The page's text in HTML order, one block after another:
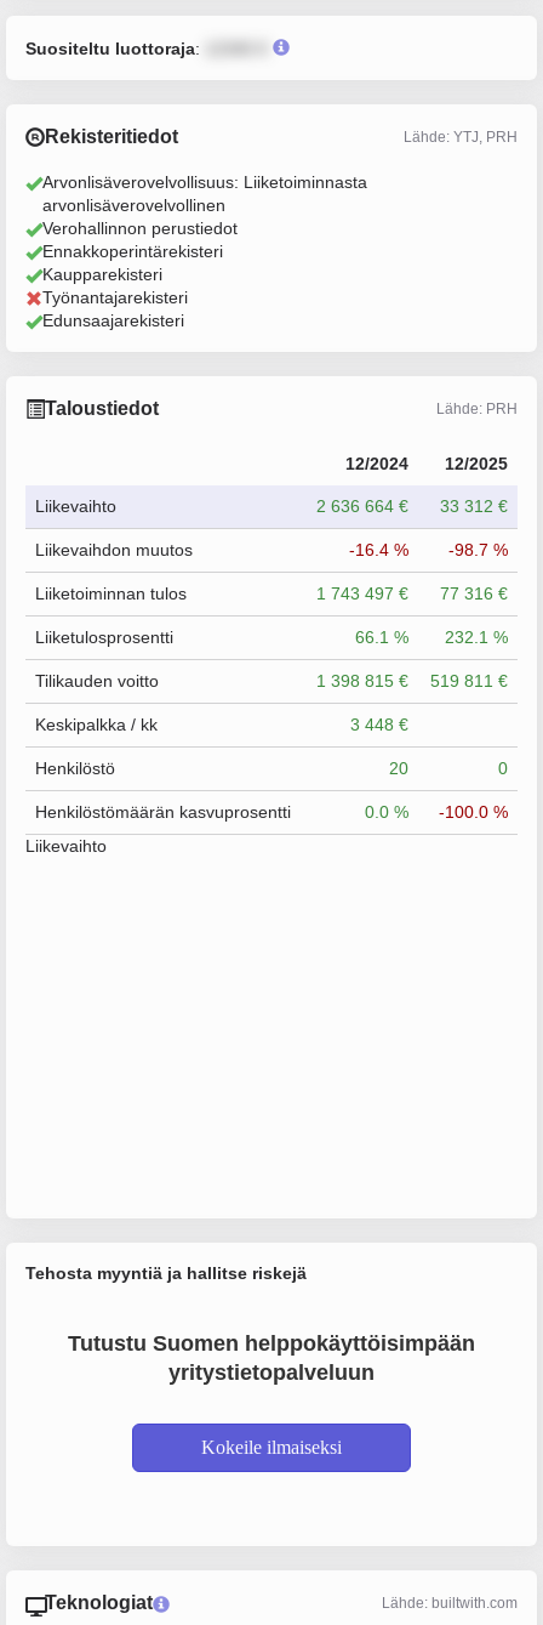
Suositeltu luottoraja:
Rekisteritiedot Lähde: YTJ, PRH
Arvonlisäverovelvollisuus: Liiketoiminnasta
arvonlisäverovelvollinen
Verohallinnon perustiedot
Ennakkoperintärekisteri
Kaupparekisteri
Työnantajarekisteri
Edunsaajarekisteri
Taloustiedot Lähde: PRH
12/2024 12/2025
Liikevaihto 2 636 664 € 33 312 €
Liikevaihdon muutos -16.4 % -98.7 %
Liiketoiminnan tulos 1 743 497 € 77 316 €
Liiketulosprosentti 66.1 % 232.1 %
Tilikauden voitto 1 398 815 € 519 811 €
Keskipalkka / kk 3 448 €
Henkilöstö 20 0
Henkilöstömäärän kasvuprosentti 0.0 %
-100.0 %
Liikevaihto
Tehosta myyntiä ja hallitse riskejä
Tutustu Suomen helppokäyttöisimpään
yritystietopalveluun
Kokeile ilmaiseksi
Teknologiat Lähde: builtwith.com